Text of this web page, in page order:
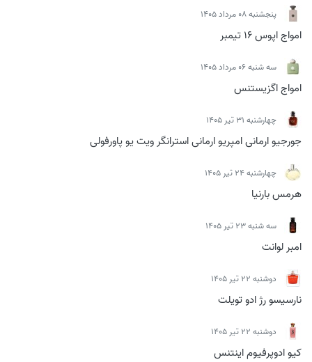
پنجشنبه 08 مرداد 1405
امواج اپوس 16 تیمبر
سه شنبه 06 مرداد 1405
امواج اگزیستنس
چهارشنبه 31 تیر 1405
جورجیو ارمانی امپریو ارمانی استرانگر ویت یو پاورفولی
چهارشنبه 24 تیر 1405
هرمس بارنیا
سه شنبه 23 تیر 1405
امبر لوانت
دوشنبه 22 تیر 1405
نارسیسو رژ ادو تویلت
دوشنبه 22 تیر 1405
کیو ادوپرفیوم اینتنس